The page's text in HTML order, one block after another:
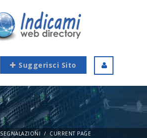
Suggerisci Sito
SEGNALAZIONI CURRENT PAGE